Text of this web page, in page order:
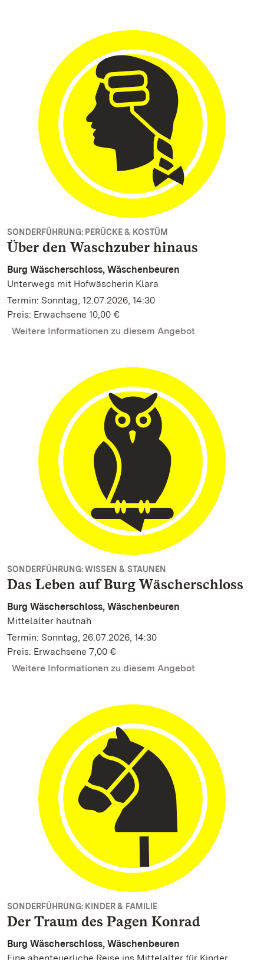
SONDERFÜHRUNG: PERÜCKE & KOSTÜM
Über den Waschzuber hinaus
Burg Wäscherschloss, Wäschenbeuren
Unterwegs mit Hofwäscherin Klara
Termin: Sonntag, 12.07.2026, 14:30
Preis: Erwachsene 10,00 €
Weitere Informationen zu diesem Angebot
SONDERFÜHRUNG: WISSEN & STAUNEN
Das Leben auf Burg Wäscherschloss
Burg Wäscherschloss, Wäschenbeuren
Mittelalter hautnah
Termin: Sonntag, 26.07.2026, 14:30
Preis: Erwachsene 7,00 €
Weitere Informationen zu diesem Angebot
SONDERFÜHRUNG: KINDER & FAMILIE
Der Traum des Pagen Konrad
Burg Wäscherschloss, Wäschenbeuren